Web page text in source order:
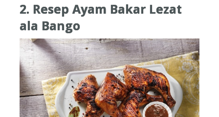
2. Resep Ayam Bakar Lezat
ala Bango